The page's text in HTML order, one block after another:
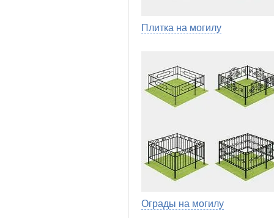
Плитка на могилу
Ограды на могилу